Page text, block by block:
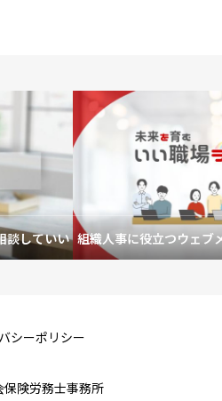
談していい 組織人事に役立つウェブ
シーポリシー
保険労務士事務所